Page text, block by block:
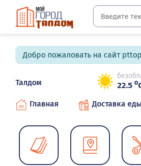
Добро пожаловать на сайт
Талдом 22.5 o
Главная Доставка еды